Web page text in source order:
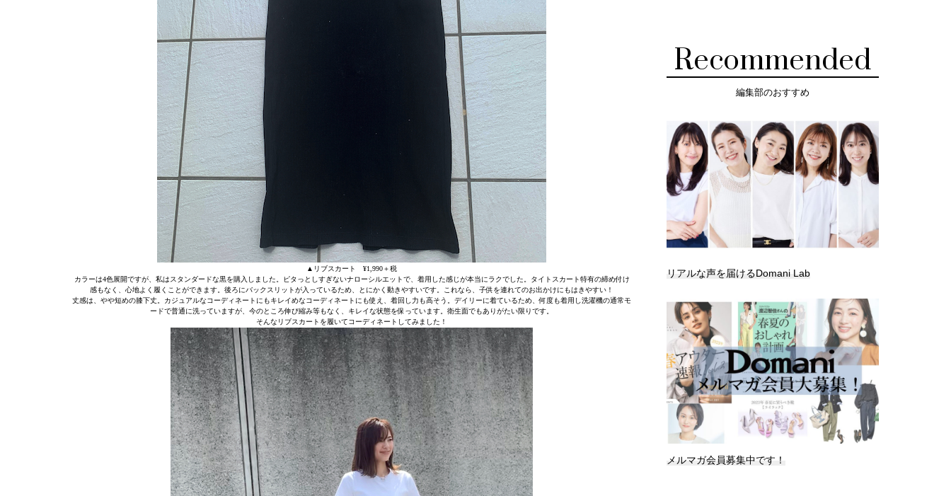
▲リブスカート ¥1,990＋税
カラーは4色展開ですが、私はスタンダードな黒を購入しました。ピタっとしすぎないナローシルエットで、着用した感じが本当にラクでした。タイトスカート特有の締め付け
感もなく、心地よく履くことができます。後ろにバックスリットが入っているため、とにかく動きやすいです。これなら、子供を連れてのお出かけにもはきやすい！
丈感は、やや短めの膝下丈。カジュアルなコーディネートにもキレイめなコーディネートにも使え、着回し力も高そう。デイリーに着ているため、何度も着用し洗濯機の通常モ
ードで普通に洗っていますが、今のところ伸び縮み等もなく、キレイな状態を保っています。衛生面でもありがたい限りです。
そんなリブスカートを履いてコーディネートしてみました！
Recommended
編集部のおすすめ
リアルな声を届けるDomani Lab
メルマガ会員募集中です！